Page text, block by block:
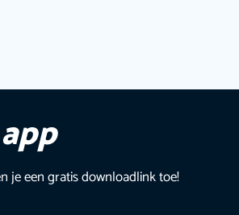
je een gratis downloadlink toe!